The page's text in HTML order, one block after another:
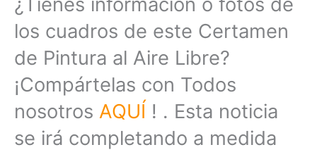
los cuadros de este Certamen
de Pintura al Aire Libre?
¡Compártelas con Todos
nosotros AQUÍ ! . Esta noticia
se irá completando a medida